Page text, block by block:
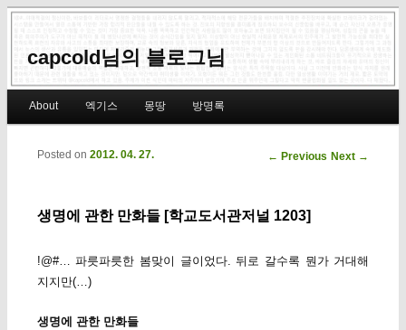
capcold님의 블로그님
Skip to primary content
Skip to secondary content
About 엑기스 몽땅 방명록
Post navigation
← Previous Next →
생명에 관한 만화들 [학교도서관저널 1203]
Posted on 2012. 04. 27.
!@#… 파릇파릇한 봄맞이 글이었다. 뒤로 갈수록 뭔가 거대해
지지만(…)
생명에 관한 만화들